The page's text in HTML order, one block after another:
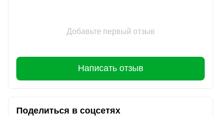
Добавьте первый отзыв
Написать отзыв
Поделиться в соцсетях